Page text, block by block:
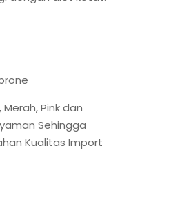
Merah, Pink dan
Sehingga
Kualitas Import